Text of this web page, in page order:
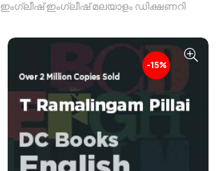
ഇംഗ്ലീഷ് ഇംഗ്ലീഷ് മലയാളം ഡിക്ഷണറി
-15%